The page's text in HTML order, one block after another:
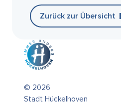
Zurück zur Übersicht
© 2026
Stadt Hückelhoven